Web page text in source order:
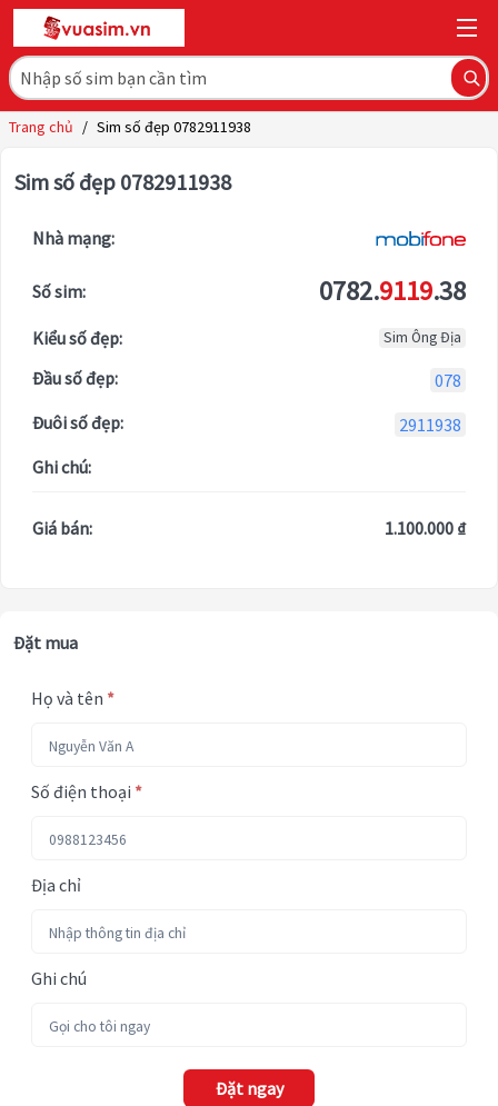
Trang chủ / Sim số đẹp 0782911938
Sim số đẹp 0782911938
Nhà mạng:
Số sim: 0782.9119.38
Kiểu số đẹp: Sim Ông Địa
Đầu số đẹp:
078
Đuôi số đẹp:
2911938
Ghi chú:
Giá bán: 1.100.000 ₫
Đặt mua
Họ và tên *
Số điện thoại *
Địa chỉ
Ghi chú
Đặt ngay